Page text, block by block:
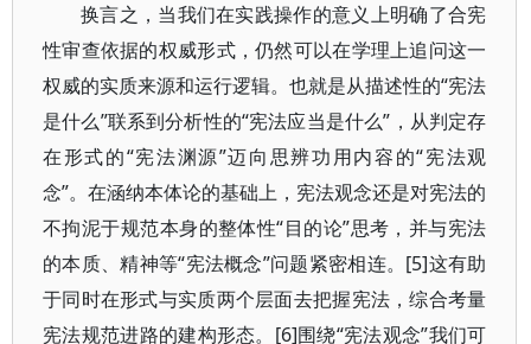
换言之，当我们在实践操作的意义上明确了合宪
性审查依据的权威形式，仍然可以在学理上追问这一
权威的实质来源和运行逻辑。也就是从描述性的“宪法
是什么”联系到分析性的“宪法应当是什么”，从判定存
在形式的“宪法渊源”迈向思辨功用内容的“宪法观
念”。在涵纳本体论的基础上，宪法观念还是对宪法的
不拘泥于规范本身的整体性“目的论”思考，并与宪法
的本质、精神等“宪法概念”问题紧密相连。[5]这有助
于同时在形式与实质两个层面去把握宪法，综合考量
宪法规范进路的建构形态。[6]围绕“宪法观念”我们可